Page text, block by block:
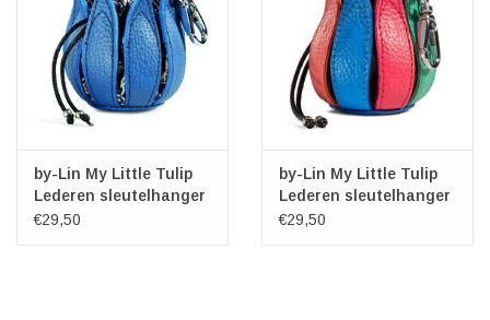
by-Lin My Little Tulip
Lederen sleutelhanger
"Dubai"
€29,50
by-Lin My Little Tulip
Lederen sleutelhanger
"Flower Power"
€29,50